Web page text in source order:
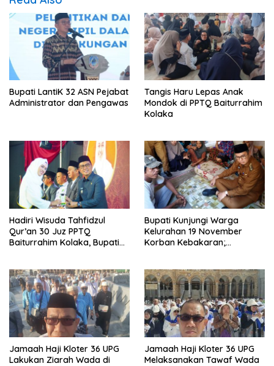
Bupati LantiK 32 ASN Pejabat
Administrator dan Pengawas
Tangis Haru Lepas Anak
Mondok di PPTQ Baiturrahim
Kolaka
Hadiri Wisuda Tahfidzul
Qur’an 30 Juz PPTQ
Baiturrahim Kolaka, Bupati
Bupati Kunjungi Warga
Kelurahan 19 November
Korban Kebakaran;
Jamaah Haji Kloter 36 UPG
Lakukan Ziarah Wada di
Jamaah Haji Kloter 36 UPG
Melaksanakan Tawaf Wada